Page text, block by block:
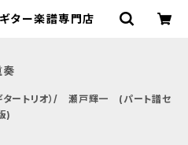
ター楽譜専門店
奏
タートリオ）/ 瀬戸輝一 (パート譜セ
)